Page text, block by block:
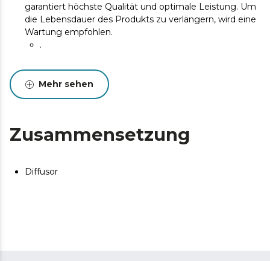
garantiert höchste Qualität und optimale Leistung. Um
die Lebensdauer des Produkts zu verlängern, wird eine
Wartung empfohlen.
.
Mehr sehen
Zusammensetzung
Diffusor